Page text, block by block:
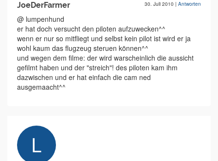
JoeDerFarmer 30. Juli 2010 | Antworten
@ lumpenhund
er hat doch versucht den piloten aufzuwecken^^
wenn er nur so mitfliegt und selbst kein pilot ist wird er ja
wohl kaum das flugzeug steruen können^^
und wegen dem filme: der wird warscheinlich die aussicht
gefilmt haben und der "streich"! des piloten kam ihm
dazwischen und er hat einfach die cam ned
ausgemaacht^^